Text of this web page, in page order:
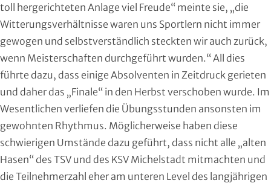
toll hergerichteten Anlage viel Freude“ meinte sie, „die
Witterungsverhältnisse waren uns Sportlern nicht immer
gewogen und selbstverständlich steckten wir auch zurück,
wenn Meisterschaften durchgeführt wurden.“ All dies
führte dazu, dass einige Absolventen in Zeitdruck gerieten
und daher das „Finale“ in den Herbst verschoben wurde. Im
Wesentlichen verliefen die Übungsstunden ansonsten im
gewohnten Rhythmus. Möglicherweise haben diese
schwierigen Umstände dazu geführt, dass nicht alle „alten
Hasen“ des TSV und des KSV Michelstadt mitmachten und
die Teilnehmerzahl eher am unteren Level des langjährigen
Wetterau
Wiesbaden
Fußball
Gehörlosen Sport
Golf
Handball
Ju-Jutsu
Judo